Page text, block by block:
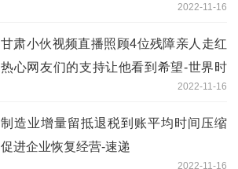
2022-11-16
甘肃小伙视频直播照顾4位残障亲人走红
热心网友们的支持让他看到希望-世界时
2022-11-16
制造业增量留抵退税到账平均时间压缩
促进企业恢复经营-速递
2022-11-16